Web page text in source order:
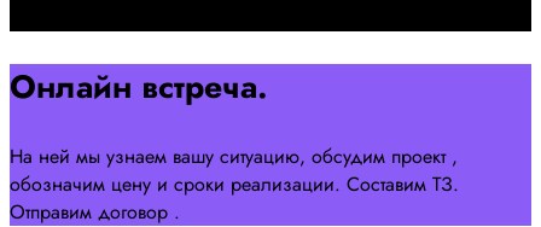
Онлайн встреча.
На ней мы узнаем вашу ситуацию, обсудим проект ,
обозначим цену и сроки реализации. Составим ТЗ.
Отправим договор .